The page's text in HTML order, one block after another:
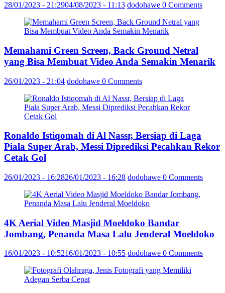
28/01/2023 - 21:2904/08/2023 - 11:13 dodohawe 0 Comments
Memahami Green Screen, Back Ground Netral
yang Bisa Membuat Video Anda Semakin Menarik
26/01/2023 - 21:04 dodohawe 0 Comments
Ronaldo Istiqomah di Al Nassr, Bersiap di Laga
Piala Super Arab, Messi Diprediksi Pecahkan Rekor
Cetak Gol
26/01/2023 - 16:2826/01/2023 - 16:28 dodohawe 0 Comments
4K Aerial Video Masjid Moeldoko Bandar
Jombang, Penanda Masa Lalu Jenderal Moeldoko
16/01/2023 - 10:5216/01/2023 - 10:55 dodohawe 0 Comments